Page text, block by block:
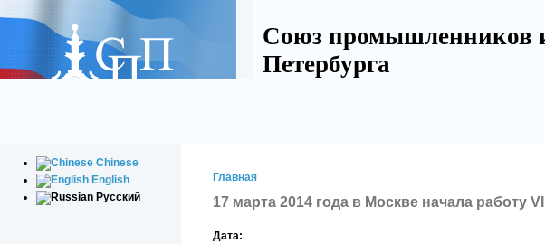
Союз промышленников
Петербурга
Chinese
English
Русский
Главная
17 марта 2014 года в Москве начала работу
Дата: